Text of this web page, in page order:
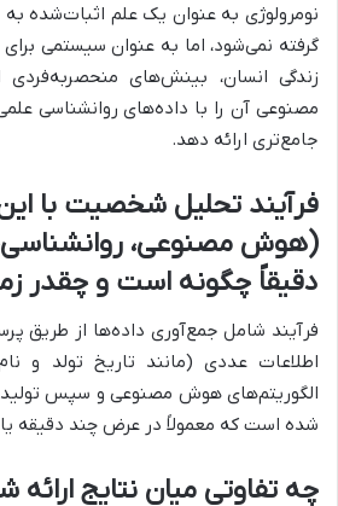
نومرولوژی به عنوان یک علم اثبات‌شده
گرفته نمی‌شود، اما به عنوان سیستمی
زندگی انسان، بینش‌های
مصنوعی آن را با داده‌های روانشناسی
جامع‌تری ارائه دهد.
فرآیند تحلیل شخصیت با
(هوش مصنوعی،
دقیقاً چگونه است و چقدر
فرآیند شامل جمع‌آوری داده‌ها از طریق
اطلاعات عددی (مانند تاریخ تولد و
الگوریتم‌های هوش مصنوعی و سپس
شده است که معمولاً در عرض چند دقیقه
چه تفاوتی میان نتایج